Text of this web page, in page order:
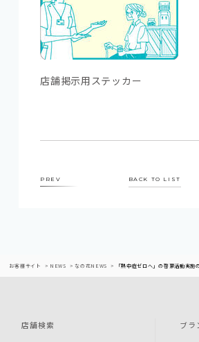
店舗掲示用ステッカー
PREV BACK TO LIST
お客様サイト NEWS なの花NEWS 「熱中症ゼロへ」の啓蒙活動実施
店舗検索 ブラ